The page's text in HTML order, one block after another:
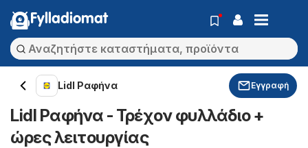
Fylladiomat
Lidl Ραφήνα Εγγραφή
Lidl Ραφήνα - Τρέχον φυλλάδιο +
ώρες λειτουργίας